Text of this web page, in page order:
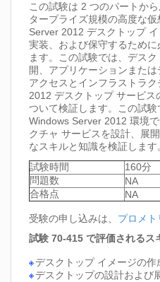
この試験は 2 つのパートか
タープライズ規模の高度な
Server 2012 デスクトップ
実装、および保守するため
ます。この試験では、デス
開、アプリケーションまた
アクセスとインフラストラ
2012 デスクトップ サービス
ついて検証します。この試験
Windows Server 2012 環境
クチャ サービスを設計、展
なスキルと知識を検証します
試験時間
160分
問題数
NA
合格点
NA
受験の申し込みは、 プロメト
試験 70-415 で評価されるス
デスクトップ イメージの
デスクトップの設計および